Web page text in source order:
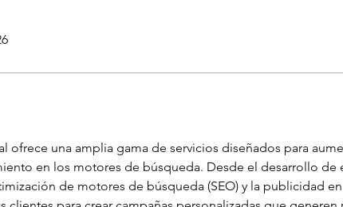
ofrece una amplia gama de servicios diseñados para
en los motores de búsqueda. Desde el desarrollo
de motores de búsqueda (SEO) y la publicidad